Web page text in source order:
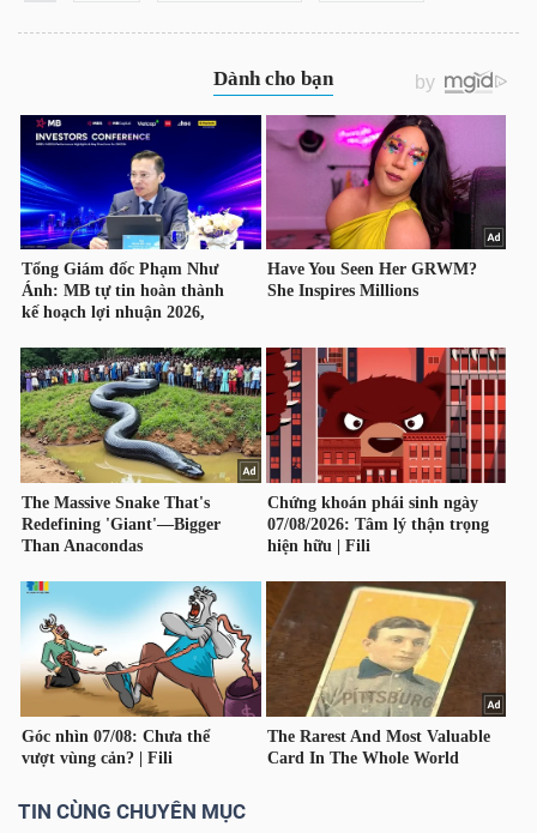
TIN CÙNG CHUYÊN MỤC
ĐÔNG
DƯƠNG
TÀI
CHÍNH
CÁ
NHÂN
TÍCH
VIETSTOCKFINANCE
MÔ